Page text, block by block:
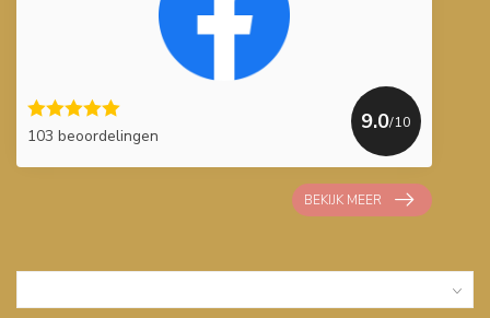
103 beoordelingen
9.0/10
BEKIJK MEER